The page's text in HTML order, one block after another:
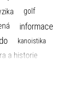
golf
informace
kanoistika
a historie